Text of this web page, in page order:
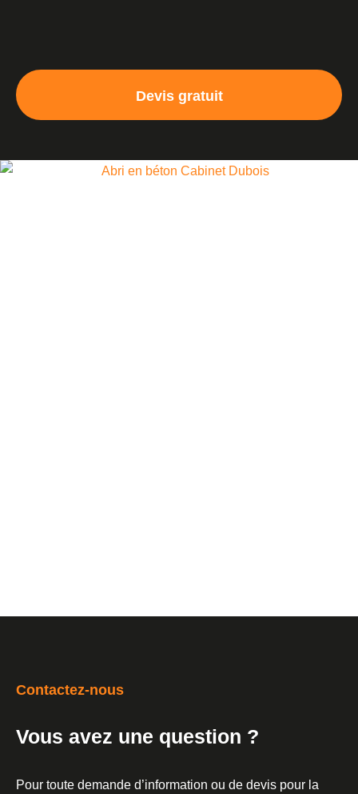
Devis gratuit
Contactez-nous
Vous avez une question ?
Pour toute demande d’information ou de devis pour la